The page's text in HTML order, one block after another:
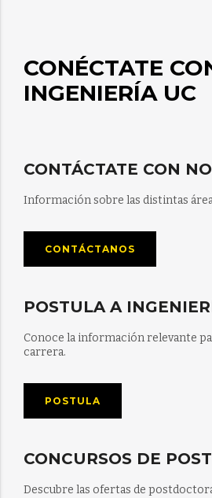
CONÉCTATE
INGENIERÍA UC
CONTÁCTATE CON
Información sobre las distintas
CONTÁCTANOS
POSTULA A
Conoce la información relevante
carrera.
POSTULA
CONCURSOS DE
Descubre las ofertas de